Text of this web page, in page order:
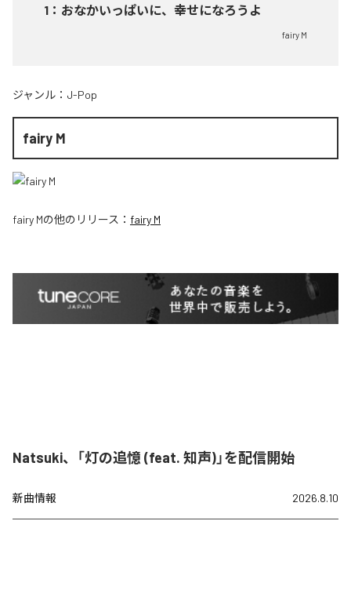
1 ： おなかいっぱいに、幸せになろうよ
fairy M
ジャンル： J-Pop
fairy M
fairy Mの他のリリース： fairy M
Natsuki、「灯の追憶 (feat. 知声)」を配信開始
新曲情報 2026.8.10